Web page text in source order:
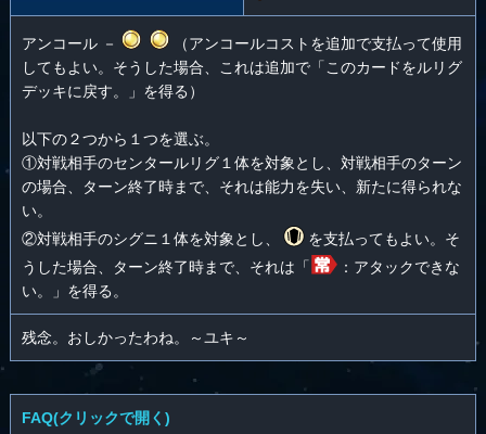
アンコール －
（アンコールコストを追加で支払って使用
してもよい。そうした場合、これは追加で「このカードをルリグ
デッキに戻す。」を得る）
以下の２つから１つを選ぶ。
①対戦相手のセンタールリグ１体を対象とし、対戦相手のターン
の場合、ターン終了時まで、それは能力を失い、新たに得られな
い。
②対戦相手のシグニ１体を対象とし、
を支払ってもよい。そ
うした場合、ターン終了時まで、それは「
：アタックできな
い。」を得る。
残念。おしかったわね。～ユキ～
FAQ(クリックで開く)